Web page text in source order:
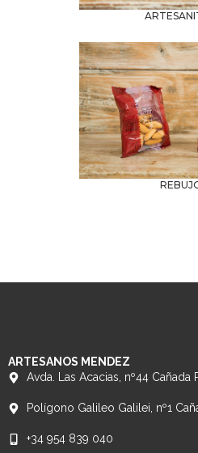
Leer
ARTESANOS MENDEZ
Avda. Las Acacias, nº44 Cañada
Polígono Galileo Galilei, nº1
+34 954 839 040